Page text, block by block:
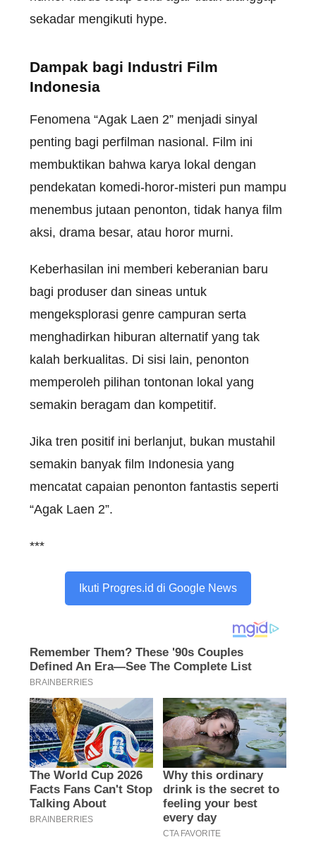
sekadar mengikuti hype.
Dampak bagi Industri Film
Indonesia
Fenomena “Agak Laen 2” menjadi sinyal
penting bagi perfilman nasional . Film ini
membuktikan bahwa karya lokal dengan
pendekatan komedi-horor-misteri pun mampu
menembus jutaan penonton, tidak hanya film
aksi, drama besar, atau horor murni.
Keberhasilan ini memberi keberanian baru
bagi produser dan sineas untuk
mengeksplorasi genre campuran serta
menghadirkan hiburan alternatif yang tak
kalah berkualitas. Di sisi lain, penonton
memperoleh pilihan tontonan lokal yang
semakin beragam dan kompetitif.
Jika tren positif ini berlanjut, bukan mustahil
semakin banyak film Indonesia yang
mencatat capaian penonton fantastis seperti
“Agak Laen 2”.
***
Ikuti Progres.id di Google News